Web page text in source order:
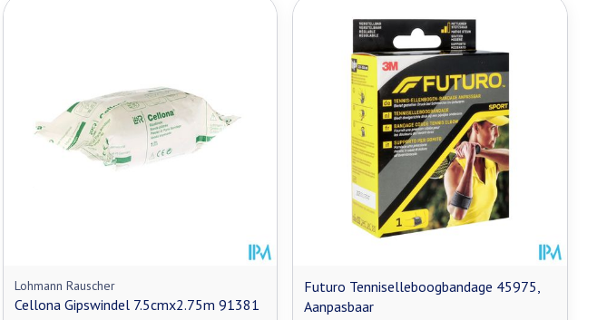
Lohmann Rauscher
Cellona Gipswindel 7.5cmx2.75m 91381
Futuro Tenniselleboogbandage 45975,
Aanpasbaar